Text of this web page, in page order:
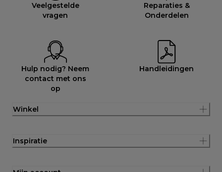
Veelgestelde
vragen
Reparaties &
Onderdelen
Hulp nodig? Neem
contact met ons
op
Handleidingen
Winkel
Inspiratie